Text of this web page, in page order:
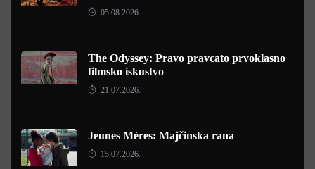
05.08.2026.
The Odyssey: Pravo pravcato prvoklasno
filmsko iskustvo
21.07.2026.
Jeunes Mères: Majčinska rana
15.07.2026.